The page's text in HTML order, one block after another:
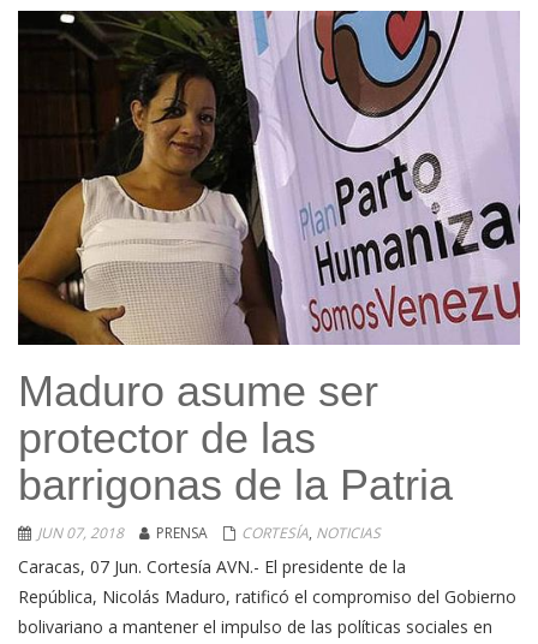
Maduro asume ser
protector de las
barrigonas de la Patria
JUN 07, 2018 PRENSA CORTESÍA, NOTICIAS
Caracas, 07 Jun. Cortesía AVN.- El presidente de la
República, Nicolás Maduro, ratificó el compromiso del Gobierno
bolivariano a mantener el impulso de las políticas sociales en